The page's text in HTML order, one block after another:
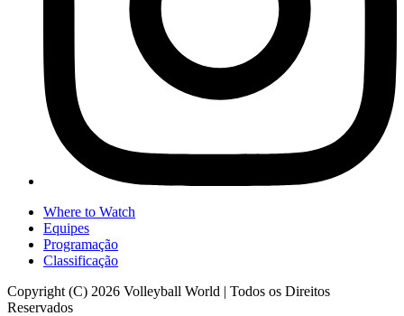
Where to Watch
Equipes
Programação
Classificação
Copyright (C) 2026 Volleyball World | Todos os Direitos
Reservados